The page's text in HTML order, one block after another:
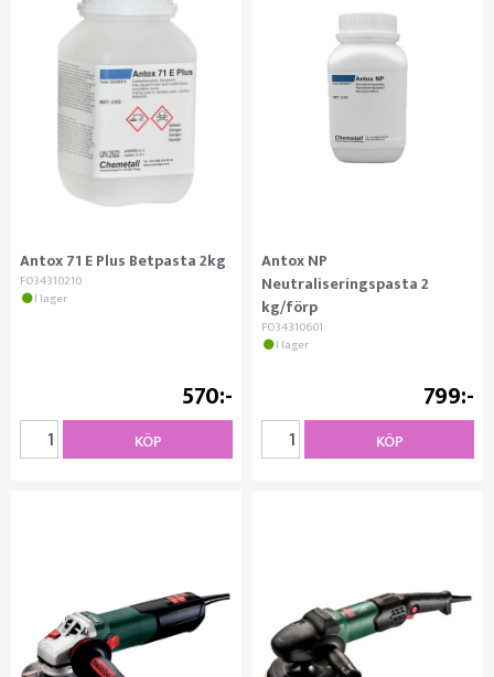
Antox 71 E Plus Betpasta 2kg
FO34310210
I lager
570
KÖP
Antox NP
Neutraliseringspasta 2
kg/förp
FO34310601
I lager
799
KÖP